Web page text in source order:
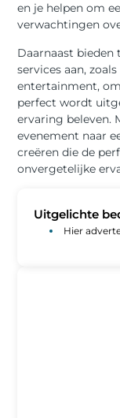
en je helpen om
verwachtingen
Daarnaast bieden
services aan,
entertainment,
perfect wordt
ervaring beleven.
evenement naar
creëren die de
onvergetelijke
Uitgelichte
Hier